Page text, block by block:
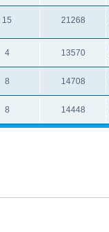
15 21268
4 13570
8 14708
8 14448